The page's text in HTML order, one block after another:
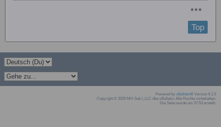
Top
Powered by vBulletin® Version 6.1.5
Copyright © 2026 MH Sub I, LLC dba vBulletin. Alle Rechte vorbehalten.
Die Seite wurde um 07:53 erstellt.